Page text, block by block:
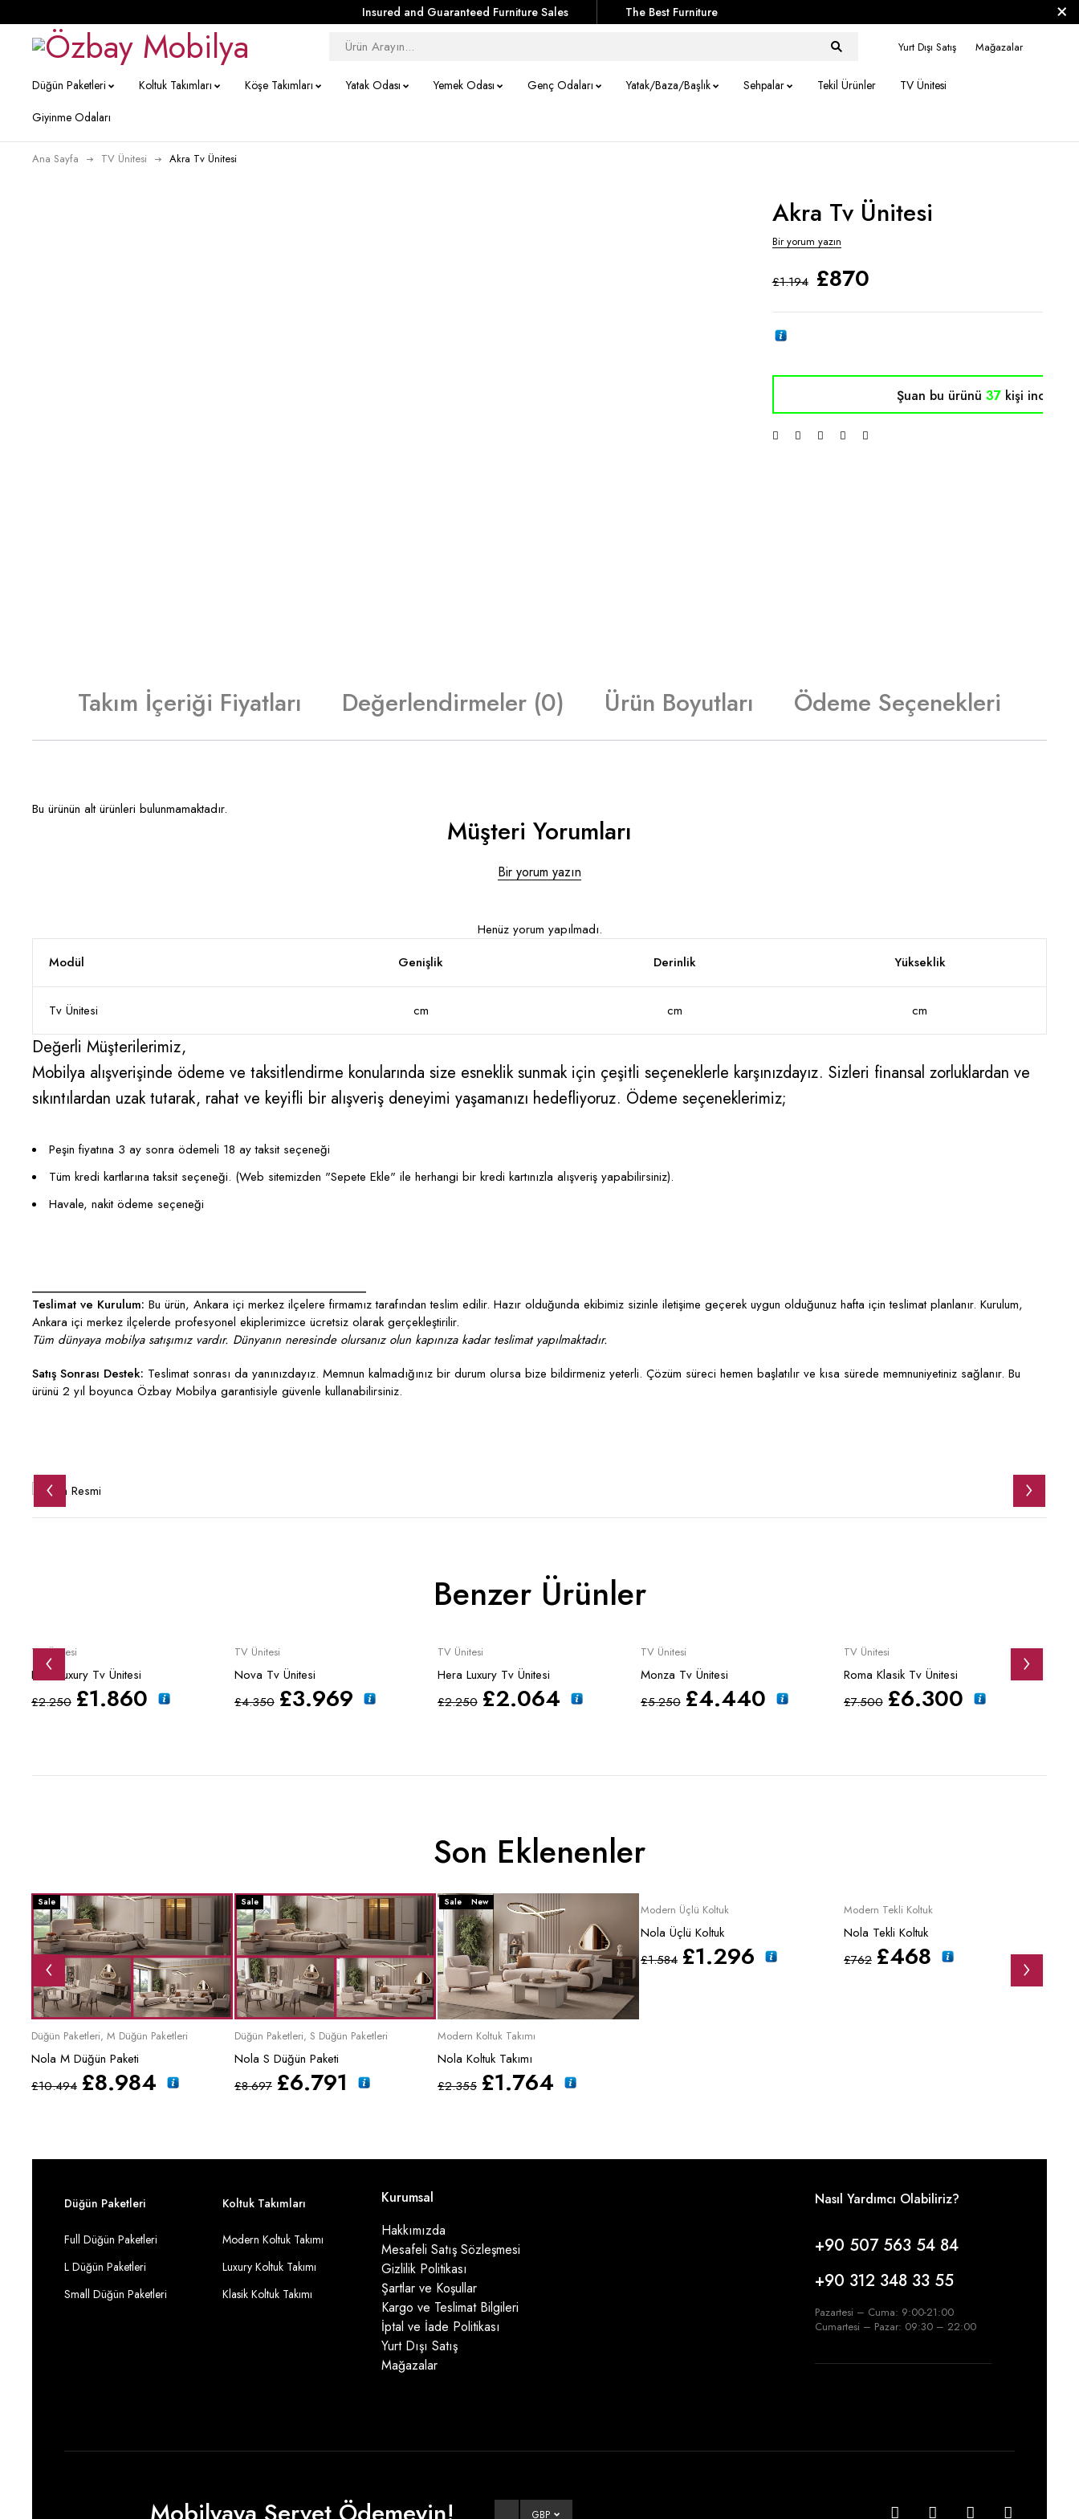
Insured and Guaranteed Furniture Sales The Best Furniture
Yurt Dışı Satış Mağazalar
Düğün Paketleri Koltuk Takımları Köşe Takımları Yatak Odası Yemek Odası Genç Odaları Yatak/Baza/Başlık Sehpalar Tekil Ürünler
TV Ünitesi
Giyinme Odaları
Ana Sayfa TV Ünitesi Akra Tv Ünitesi
Akra Tv Ünitesi
Bir yorum yazın
£1.194 £870
Şuan bu ürünü 38 kişi inceliyor
Takım İçeriği Fiyatları Değerlendirmeler (0) Ürün Boyutları Ödeme Seçenekleri
Bu ürünün alt ürünleri bulunmamaktadır.
Müşteri Yorumları
Bir yorum yazın
Henüz yorum yapılmadı.
Modül
Genişlik Derinlik Yükseklik
Tv Ünitesi cm cm cm
Değerli Müşterilerimiz,
Mobilya alışverişinde ödeme ve taksitlendirme konularında size esneklik sunmak için çeşitli seçeneklerle karşınızdayız. Sizleri finansal zorluklardan ve
sıkıntılardan uzak tutarak, rahat ve keyifli bir alışveriş deneyimi yaşamanızı hedefliyoruz. Ödeme seçeneklerimiz;
Peşin fiyatına 3 ay sonra ödemeli 18 ay taksit seçeneği
Tüm kredi kartlarına taksit seçeneği. (Web sitemizden "Sepete Ekle" ile herhangi bir kredi kartınızla alışveriş yapabilirsiniz).
Havale, nakit ödeme seçeneği
____________________________________________________
Teslimat ve Kurulum: Bu ürün, Ankara içi merkez ilçelere firmamız tarafından teslim edilir. Hazır olduğunda ekibimiz sizinle iletişime geçerek uygun olduğunuz hafta için teslimat planlanır. Kurulum,
Ankara içi merkez ilçelerde profesyonel ekiplerimizce ücretsiz olarak gerçekleştirilir.
Tüm dünyaya mobilya satışımız vardır. Dünyanın neresinde olursanız olun kapınıza kadar teslimat yapılmaktadır.
Satış Sonrası Destek: Teslimat sonrası da yanınızdayız. Memnun kalmadığınız bir durum olursa bize bildirmeniz yeterli. Çözüm süreci hemen başlatılır ve kısa sürede memnuniyetiniz sağlanır. Bu
ürünü 2 yıl boyunca Özbay Mobilya garantisiyle güvenle kullanabilirsiniz.
Benzer Ürünler
Sale
TV Ünitesi
Lima Luxury Tv Ünitesi
£2.250 £1.860
Sale
TV Ünitesi
Nova Tv Ünitesi
£4.350 £3.969
Sale
TV Ünitesi
Hera Luxury Tv Ünitesi
£2.250 £2.064
Sale
TV Ünitesi
Monza Tv Ünitesi
£5.250 £4.440
Sale
TV Ünitesi
Roma Klasik Tv Ünitesi
£7.500 £6.300
Son Eklenenler
Sale
Düğün Paketleri, M Düğün Paketleri
Nola M Düğün Paketi
£10.494 £8.984
Sale
Düğün Paketleri, S Düğün Paketleri
Nola S Düğün Paketi
£8.697 £6.791
Sale New
Modern Koltuk Takımı
Nola Koltuk Takımı
£2.355 £1.764
Modern Üçlü Koltuk
Nola Üçlü Koltuk
£1.584 £1.296
Modern Tekli Koltuk
Nola Tekli Koltuk
£762 £468
Düğün Paketleri
Full Düğün Paketleri
L Düğün Paketleri
Small Düğün Paketleri
Koltuk Takımları
Modern Koltuk Takımı
Luxury Koltuk Takımı
Klasik Koltuk Takımı
Kurumsal
Hakkımızda
Mesafeli Satış Sözleşmesi
Gizlilik Politikası
Şartlar ve Koşullar
Kargo ve Teslimat Bilgileri
İptal ve İade Politikası
Yurt Dışı Satış
Mağazalar
Nasıl Yardımcı Olabiliriz?
+90 507 563 54 84
+90 312 348 33 55
Pazartesi – Cuma: 9:00-21:00
Cumartesi – Pazar: 09:30 – 22:00
GBP